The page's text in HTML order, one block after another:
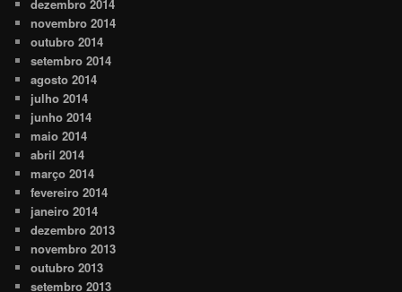
dezembro 2014
novembro 2014
outubro 2014
setembro 2014
agosto 2014
julho 2014
junho 2014
maio 2014
abril 2014
março 2014
fevereiro 2014
janeiro 2014
dezembro 2013
novembro 2013
outubro 2013
setembro 2013